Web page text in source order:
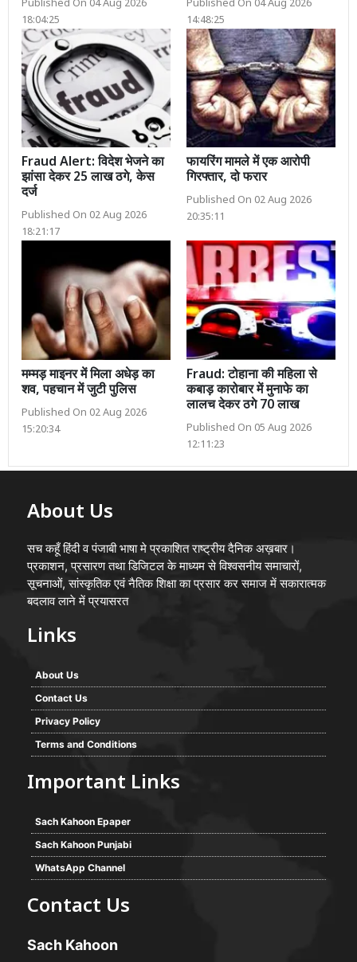
Published On 04 Aug 2026
18:04:25
Published On 04 Aug 2026
14:48:25
Fraud Alert: विदेश भेजने का
झांसा देकर 25 लाख ठगे, केस
दर्ज
Published On 02 Aug 2026
18:21:17
फायरिंग मामले में एक आरोपी
गिरफ्तार, दो फरार
Published On 02 Aug 2026
20:35:11
मम्मड़ माइनर में मिला अधेड़ का
शव, पहचान में जुटी पुलिस
Published On 02 Aug 2026
15:20:34
Fraud: टोहाना की महिला से
कबाड़ कारोबार में मुनाफे का
लालच देकर ठगे 70 लाख
Published On 05 Aug 2026
12:11:23
About Us
सच कहूँ हिंदी व पंजाबी भाषा मे प्रकाशित राष्ट्रीय दैनिक अख़बार।
प्रकाशन, प्रसारण तथा डिजिटल के माध्यम से विश्वसनीय समाचारों,
सूचनाओं, सांस्कृतिक एवं नैतिक शिक्षा का प्रसार कर समाज में सकारात्मक
बदलाव लाने में प्रयासरत
Links
About Us
Contact Us
Privacy Policy
Terms and Conditions
Important Links
Sach Kahoon Epaper
Sach Kahoon Punjabi
WhatsApp Channel
Contact Us
Sach Kahoon